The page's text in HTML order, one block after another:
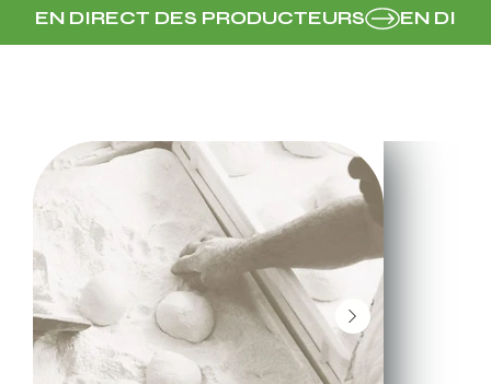
EN DIRECT DES PRODUCTEURS